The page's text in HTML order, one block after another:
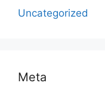
Uncategorized
Meta